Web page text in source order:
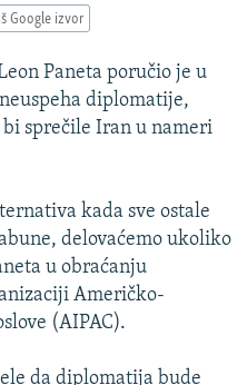
Google izvor
Paneta poručio je u
diplomatije,
sprečile Iran u nameri
kada sve ostale
delovaćemo ukoliko
u obraćanju
Američko-
(AIPAC).
da diplomatija bude